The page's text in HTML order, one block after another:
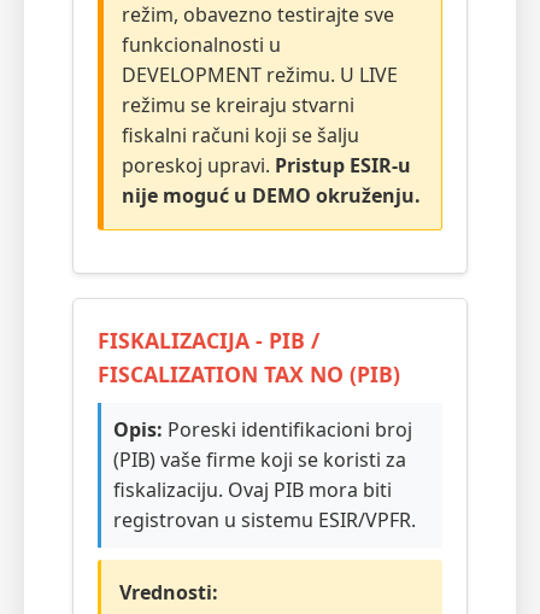
režim, obavezno testirajte sve
funkcionalnosti u
DEVELOPMENT režimu. U LIVE
režimu se kreiraju stvarni
fiskalni računi koji se šalju
poreskoj upravi. Pristup ESIR-u
nije moguć u DEMO okruženju.
FISKALIZACIJA - PIB /
FISCALIZATION TAX NO (PIB)
Opis: Poreski identifikacioni broj
(PIB) vaše firme koji se koristi za
fiskalizaciju. Ovaj PIB mora biti
registrovan u sistemu ESIR/VPFR.
Vrednosti: